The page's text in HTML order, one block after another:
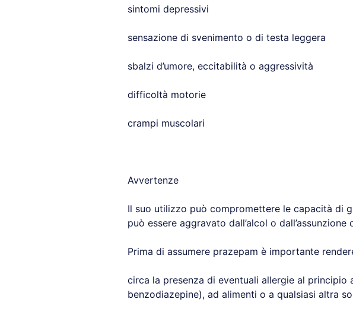
sintomi depressivi
sensazione di svenimento o di testa leggera
sbalzi d’umore, eccitabilità o aggressività
difficoltà motorie
crampi muscolari
Avvertenze
Il suo utilizzo può compromettere le capacità di
può essere aggravato dall’alcol o dall’assunzione
Prima di assumere prazepam è importante
circa la presenza di eventuali allergie al
benzodiazepine), ad alimenti o a qualsiasi altra